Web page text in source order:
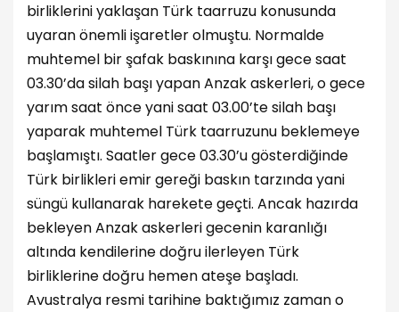
birliklerini yaklaşan Türk taarruzu konusunda
uyaran önemli işaretler olmuştu. Normalde
muhtemel bir şafak baskınına karşı gece saat
03.30’da silah başı yapan Anzak askerleri, o gece
yarım saat önce yani saat 03.00’te silah başı
yaparak muhtemel Türk taarruzunu beklemeye
başlamıştı. Saatler gece 03.30’u gösterdiğinde
Türk birlikleri emir gereği baskın tarzında yani
süngü kullanarak harekete geçti. Ancak hazırda
bekleyen Anzak askerleri gecenin karanlığı
altında kendilerine doğru ilerleyen Türk
birliklerine doğru hemen ateşe başladı.
Avustralya resmi tarihine baktığımız zaman o